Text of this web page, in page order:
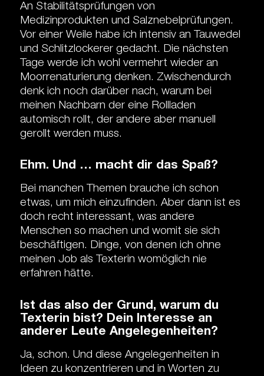
An Stabilitätsprüfungen von
Medizinprodukten und Salznebelprüfungen.
Vor einer Weile habe ich intensiv an Tauwedel
und Schlitzlockerer gedacht. Die nächsten
Tage werde ich wohl vermehrt wieder an
Moorrenaturierung denken. Zwischendurch
denk ich noch darüber nach, warum bei
meinen Nachbarn der eine Rollladen
automisch rollt, der andere aber manuell
gerollt werden muss.
Ehm. Und … macht dir das Spaß?
Bei manchen Themen brauche ich schon
etwas, um mich einzufinden. Aber dann ist es
doch recht interessant, was andere
Menschen so machen und womit sie sich
beschäftigen. Dinge, von denen ich ohne
meinen Job als Texterin womöglich nie
erfahren hätte.
Ist das also der Grund, warum du
Texterin bist? Dein Interesse an
anderer Leute Angelegenheiten?
Ja, schon. Und diese Angelegenheiten in
Ideen zu konzentrieren und in Worten zu